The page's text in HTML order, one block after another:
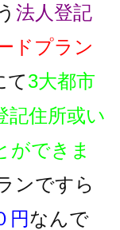
法人登記
ドプラン
て3大都市
記住所或い
ができま
ンですら
円なんで